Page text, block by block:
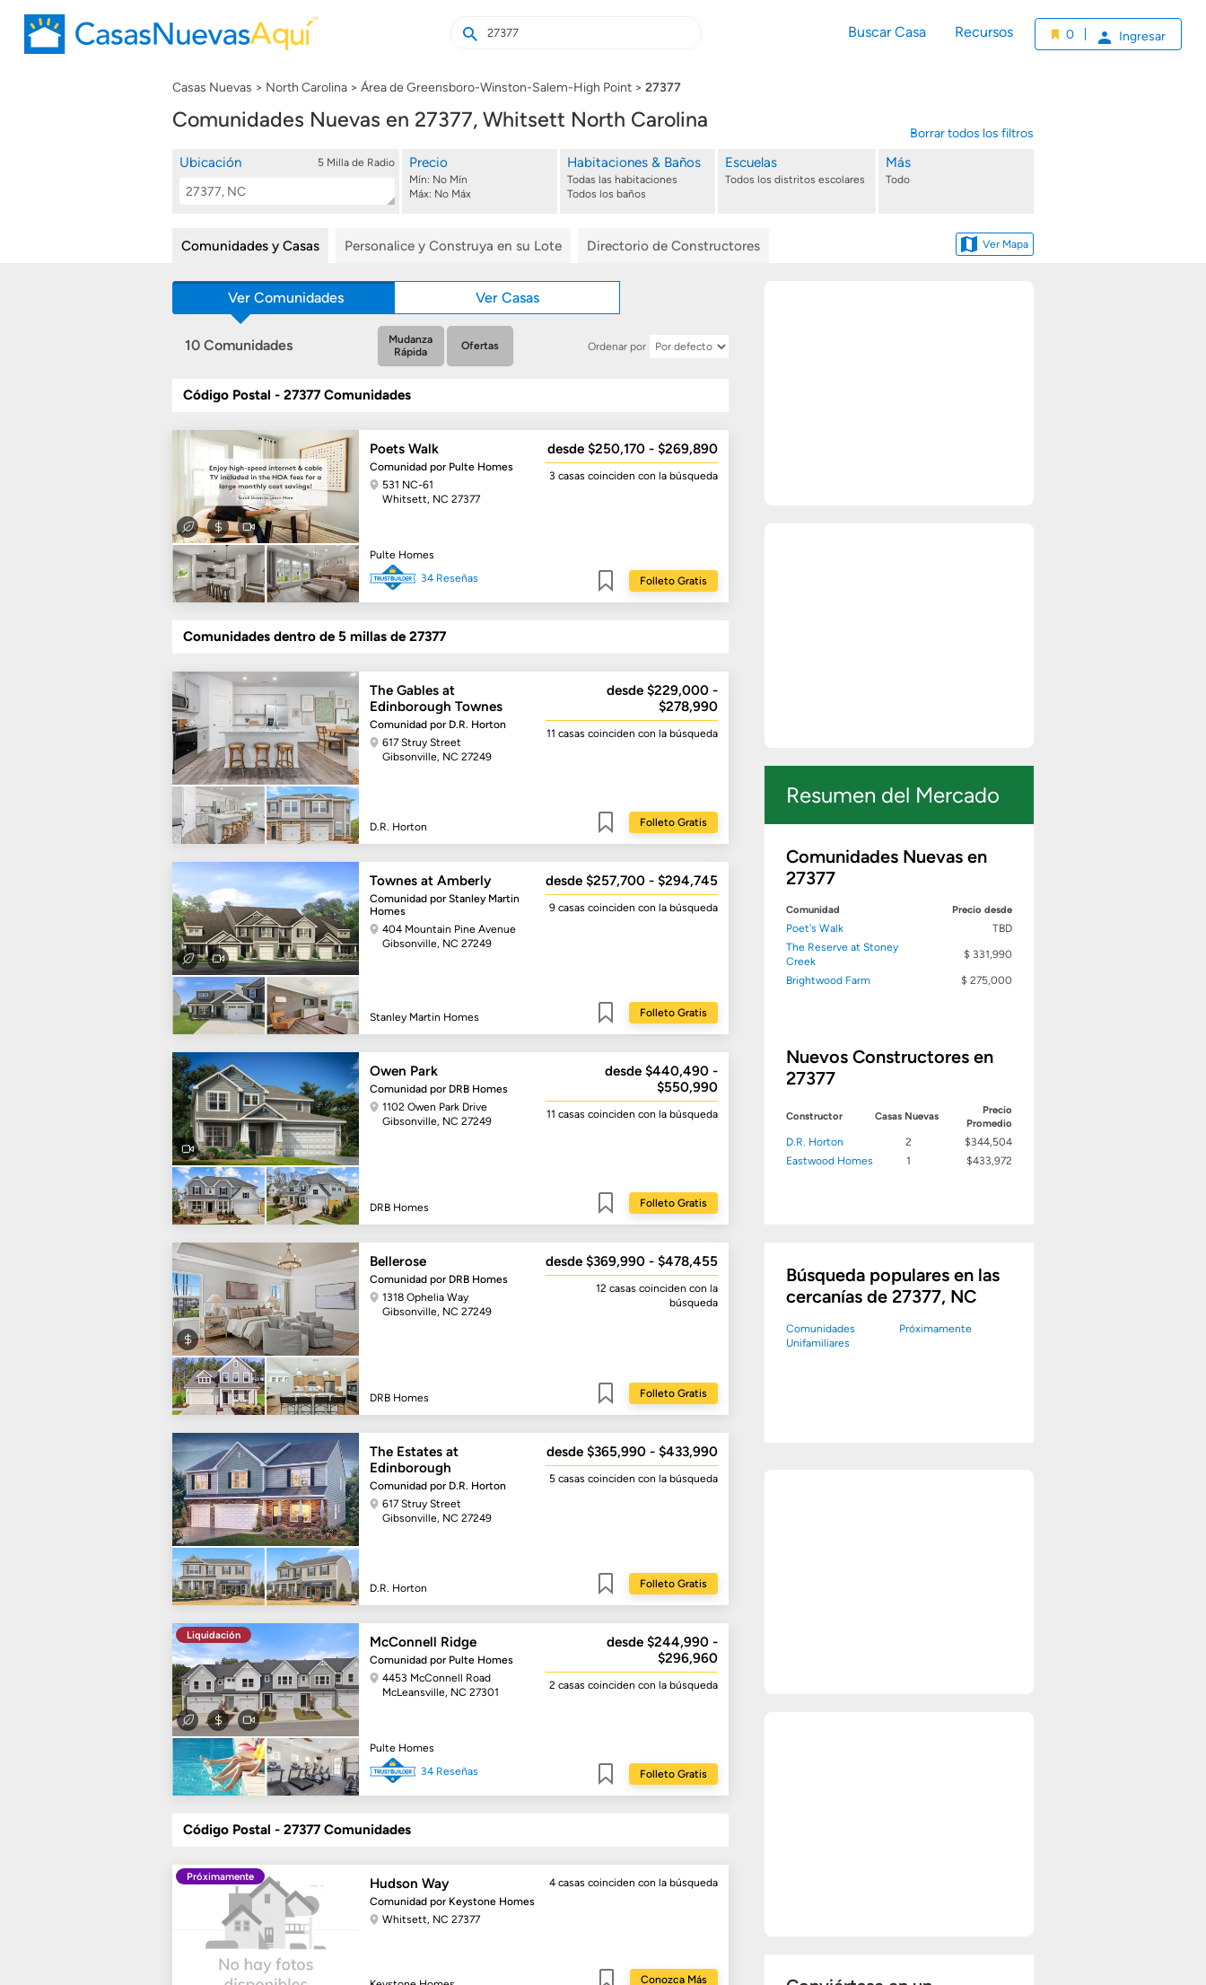
Buscar
casas
Buscar
Buscar Casa Recursos 0 Ingresar
Casas Nuevas North Carolina Área de Greensboro-Winston-Salem-High Point 27377
Comunidades Nuevas en 27377, Whitsett North Carolina
Borrar todos los filtros
Ubicación 5 Milla de Radio
Search
Buscar
Precio
Mín: No Mín
Máx: No Máx
Habitaciones & Baños
Todas las habitaciones
Todos los baños
Escuelas
Todos los distritos escolares
Más
Todo
Ver Mapa
Comunidades y Casas Personalice y Construya en su Lote Directorio de Constructores
Ver Comunidades Ver Casas
10 Comunidades
Mudanza
Rápida
Ofertas Ordenar por
Código Postal - 27377 Comunidades
Poets Walk
Comunidad por Pulte Homes
531 NC-61
Whitsett, NC 27377
Pulte Homes
34 Reseñas
desde $250,170 - $269,890
3 casascoinciden con la búsqueda
Folleto Gratis
Comunidades dentro de 5 millas de 27377
The Gables at
Edinborough Townes
Comunidad por D.R. Horton
617 Struy Street
Gibsonville, NC 27249
D.R. Horton
desde $229,000 -
$278,990
11 casascoinciden con la búsqueda
Folleto Gratis
Townes at Amberly
Comunidad por Stanley Martin
Homes
404 Mountain Pine Avenue
Gibsonville, NC 27249
Stanley Martin Homes
desde $257,700 - $294,745
9 casascoinciden con la búsqueda
Folleto Gratis
Owen Park
Comunidad por DRB Homes
1102 Owen Park Drive
Gibsonville, NC 27249
DRB Homes
desde $440,490 -
$550,990
11 casascoinciden con la búsqueda
Folleto Gratis
Bellerose
Comunidad por DRB Homes
1318 Ophelia Way
Gibsonville, NC 27249
DRB Homes
desde $369,990 - $478,455
12 casascoinciden con la
búsqueda
Folleto Gratis
The Estates at
Edinborough
Comunidad por D.R. Horton
617 Struy Street
Gibsonville, NC 27249
D.R. Horton
desde $365,990 - $433,990
5 casascoinciden con la búsqueda
Folleto Gratis
Liquidación McConnell Ridge
Comunidad por Pulte Homes
4453 McConnell Road
McLeansville, NC 27301
Pulte Homes
34 Reseñas
desde $244,990 -
$296,960
2 casascoinciden con la búsqueda
Folleto Gratis
Código Postal - 27377 Comunidades
Próximamente Hudson Way
Comunidad por Keystone Homes
Whitsett, NC 27377
4 casascoinciden con la búsqueda
Conozca Más
Resumen del Mercado
Comunidades Nuevas en
27377
Comunidad
Precio desde
Poet's Walk
TBD
The Reserve at Stoney
Creek
$ 331,990
Brightwood Farm $ 275,000
Nuevos Constructores en
27377
Constructor Casas Nuevas
Precio
Promedio
D.R. Horton
2
$344,504
Eastwood Homes
1 $433,972
Búsqueda populares en las
cercanías de 27377, NC
Comunidades
Unifamiliares
Próximamente